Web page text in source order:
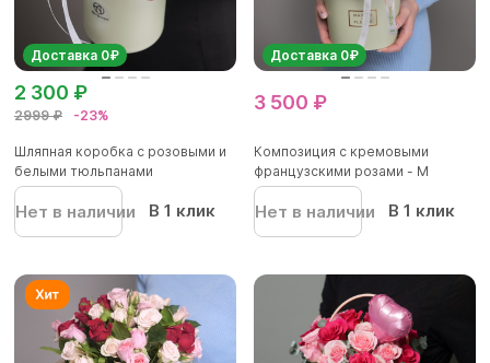
Доставка 0₽
2999 ₽ -23%
2 300 ₽
Шляпная коробка с розовыми и
белыми тюльпанами
Нет в наличии В 1 клик
Доставка 0₽
3 500 ₽
Композиция с кремовыми
французскими розами - M
Нет в наличии В 1 клик